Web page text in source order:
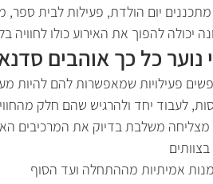
יום הולדת, פעילות לבית ספר,
יכולה להפוך את האירוע כולו לחוויה
נוער כל כך אוהבים
פעילויות שמאפשרות להם להיות
לעבוד יחד ולהרגיש שהם חלק
מצליחה משלבת בדיוק את המרכיבים
אמיתיות מההתחלה ועד הסוף